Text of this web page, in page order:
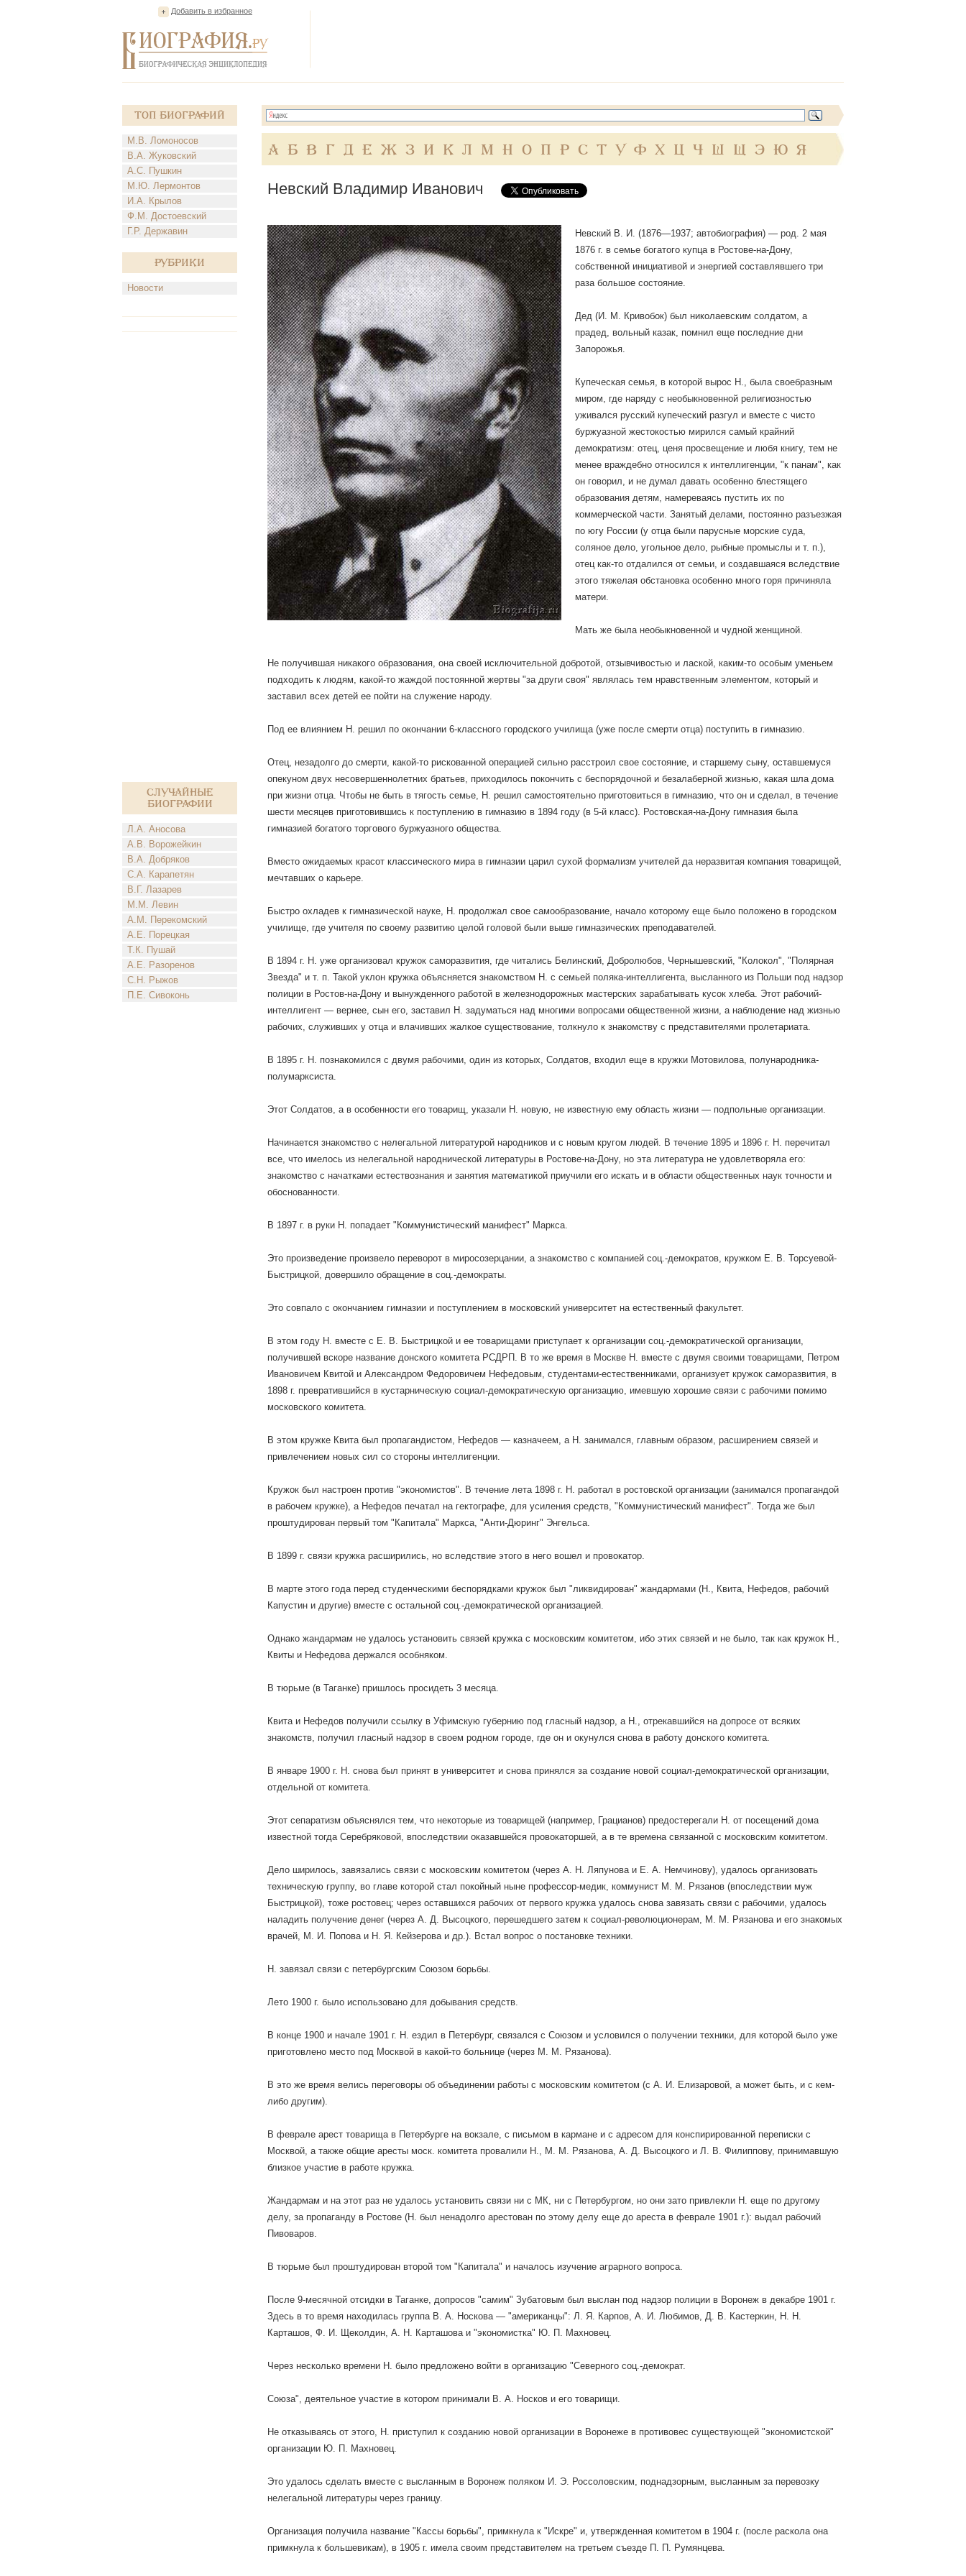
Добавить в избранное
Топ Биографий
М.В. Ломоносов
В.А. Жуковский
А.С. Пушкин
М.Ю. Лермонтов
И.А. Крылов
Ф.М. Достоевский
Г.Р. Державин
Рубрики
Новости
Случайные
биографии
Л.А. Аносова
А.В. Ворожейкин
В.А. Добряков
С.А. Карапетян
В.Г. Лазарев
М.М. Левин
А.М. Перекомский
А.Е. Порецкая
Т.К. Пушай
А.Е. Разоренов
С.Н. Рыжов
П.Е. Сивоконь
А Б В Г Д Е Ж З И К Л М Н О П Р С Т У Ф Х Ц Ч Ш Щ Э Ю Я
Невский Владимир Иванович
Невский В. И. (1876—1937; автобиография) — род. 2 мая
1876 г. в семье богатого купца в Ростове-на-Дону,
собственной инициативой и энергией составлявшего три
раза большое состояние.
Дед (И. М. Кривобок) был николаевским солдатом, а
прадед, вольный казак, помнил еще последние дни
Запорожья.
Купеческая семья, в которой вырос Н., была своебразным
миром, где наряду с необыкновенной религиозностью
уживался русский купеческий разгул и вместе с чисто
буржуазной жестокостью мирился самый крайний
демократизм: отец, ценя просвещение и любя книгу, тем не
менее враждебно относился к интеллигенции, "к панам", как
он говорил, и не думал давать особенно блестящего
образования детям, намереваясь пустить их по
коммерческой части. Занятый делами, постоянно разъезжая
по югу России (у отца были парусные морские суда,
соляное дело, угольное дело, рыбные промыслы и т. п.),
отец как-то отдалился от семьи, и создавшаяся вследствие
этого тяжелая обстановка особенно много горя причиняла
матери.
Мать же была необыкновенной и чудной женщиной.
Не получившая никакого образования, она своей исключительной добротой, отзывчивостью и лаской, каким-то особым уменьем
подходить к людям, какой-то жаждой постоянной жертвы "за други своя" являлась тем нравственным элементом, который и
заставил всех детей ее пойти на служение народу.
Под ее влиянием Н. решил по окончании 6-классного городского училища (уже после смерти отца) поступить в гимназию.
Отец, незадолго до смерти, какой-то рискованной операцией сильно расстроил свое состояние, и старшему сыну, оставшемуся
опекуном двух несовершеннолетних братьев, приходилось покончить с беспорядочной и безалаберной жизнью, какая шла дома
при жизни отца. Чтобы не быть в тягость семье, Н. решил самостоятельно приготовиться в гимназию, что он и сделал, в течение
шести месяцев приготовившись к поступлению в гимназию в 1894 году (в 5-й класс). Ростовская-на-Дону гимназия была
гимназией богатого торгового буржуазного общества.
Вместо ожидаемых красот классического мира в гимназии царил сухой формализм учителей да неразвитая компания товарищей,
мечтавших о карьере.
Быстро охладев к гимназической науке, Н. продолжал свое самообразование, начало которому еще было положено в городском
училище, где учителя по своему развитию целой головой были выше гимназических преподавателей.
В 1894 г. Н. уже организовал кружок саморазвития, где читались Белинский, Добролюбов, Чернышевский, "Колокол", "Полярная
Звезда" и т. п. Такой уклон кружка объясняется знакомством Н. с семьей поляка-интеллигента, высланного из Польши под надзор
полиции в Ростов-на-Дону и вынужденного работой в железнодорожных мастерских зарабатывать кусок хлеба. Этот рабочий-
интеллигент — вернее, сын его, заставил Н. задуматься над многими вопросами общественной жизни, а наблюдение над жизнью
рабочих, служивших у отца и влачивших жалкое существование, толкнуло к знакомству с представителями пролетариата.
В 1895 г. Н. познакомился с двумя рабочими, один из которых, Солдатов, входил еще в кружки Мотовилова, полународника-
полумарксиста.
Этот Солдатов, а в особенности его товарищ, указали Н. новую, не известную ему область жизни — подпольные организации.
Начинается знакомство с нелегальной литературой народников и с новым кругом людей. В течение 1895 и 1896 г. Н. перечитал
все, что имелось из нелегальной народнической литературы в Ростове-на-Дону, но эта литература не удовлетворяла его:
знакомство с начатками естествознания и занятия математикой приучили его искать и в области общественных наук точности и
обоснованности.
В 1897 г. в руки Н. попадает "Коммунистический манифест" Маркса.
Это произведение произвело переворот в миросозерцании, а знакомство с компанией соц.-демократов, кружком Е. В. Торсуевой-
Быстрицкой, довершило обращение в соц.-демократы.
Это совпало с окончанием гимназии и поступлением в московский университет на естественный факультет.
В этом году Н. вместе с Е. В. Быстрицкой и ее товарищами приступает к организации соц.-демократической организации,
получившей вскоре название донского комитета РСДРП. В то же время в Москве Н. вместе с двумя своими товарищами, Петром
Ивановичем Квитой и Александром Федоровичем Нефедовым, студентами-естественниками, организует кружок саморазвития, в
1898 г. превратившийся в кустарническую социал-демократическую организацию, имевшую хорошие связи с рабочими помимо
московского комитета.
В этом кружке Квита был пропагандистом, Нефедов — казначеем, а Н. занимался, главным образом, расширением связей и
привлечением новых сил со стороны интеллигенции.
Кружок был настроен против "экономистов". В течение лета 1898 г. Н. работал в ростовской организации (занимался пропагандой
в рабочем кружке), а Нефедов печатал на гектографе, для усиления средств, "Коммунистический манифест". Тогда же был
проштудирован первый том "Капитала" Маркса, "Анти-Дюринг" Энгельса.
В 1899 г. связи кружка расширились, но вследствие этого в него вошел и провокатор.
В марте этого года перед студенческими беспорядками кружок был "ликвидирован" жандармами (Н., Квита, Нефедов, рабочий
Капустин и другие) вместе с остальной соц.-демократической организацией.
Однако жандармам не удалось установить связей кружка с московским комитетом, ибо этих связей и не было, так как кружок Н.,
Квиты и Нефедова держался особняком.
В тюрьме (в Таганке) пришлось просидеть 3 месяца.
Квита и Нефедов получили ссылку в Уфимскую губернию под гласный надзор, а Н., отрекавшийся на допросе от всяких
знакомств, получил гласный надзор в своем родном городе, где он и окунулся снова в работу донского комитета.
В январе 1900 г. Н. снова был принят в университет и снова принялся за создание новой социал-демократической организации,
отдельной от комитета.
Этот сепаратизм объяснялся тем, что некоторые из товарищей (например, Грацианов) предостерегали Н. от посещений дома
известной тогда Серебряковой, впоследствии оказавшейся провокаторшей, а в те времена связанной с московским комитетом.
Дело ширилось, завязались связи с московским комитетом (через А. Н. Ляпунова и Е. А. Немчинову), удалось организовать
техническую группу, во главе которой стал покойный ныне профессор-медик, коммунист M. М. Рязанов (впоследствии муж
Быстрицкой), тоже ростовец; через оставшихся рабочих от первого кружка удалось снова завязать связи с рабочими, удалось
наладить получение денег (через А. Д. Высоцкого, перешедшего затем к социал-революционерам, M. M. Рязанова и его знакомых
врачей, М. И. Попова и Н. Я. Кейзерова и др.). Встал вопрос о постановке техники.
Н. завязал связи с петербургским Союзом борьбы.
Лето 1900 г. было использовано для добывания средств.
В конце 1900 и начале 1901 г. Н. ездил в Петербург, связался с Союзом и условился о получении техники, для которой было уже
приготовлено место под Москвой в какой-то больнице (через M. M. Рязанова).
В это же время велись переговоры об объединении работы с московским комитетом (с А. И. Елизаровой, а может быть, и с кем-
либо другим).
В феврале арест товарища в Петербурге на вокзале, с письмом в кармане и с адресом для конспирированной переписки с
Москвой, а также общие аресты моск. комитета провалили H., M. M. Рязанова, А. Д. Высоцкого и Л. В. Филиппову, принимавшую
близкое участие в работе кружка.
Жандармам и на этот раз не удалось установить связи ни с МК, ни с Петербургом, но они зато привлекли Н. еще по другому
делу, за пропаганду в Ростове (Н. был ненадолго арестован по этому делу еще до ареста в феврале 1901 г.): выдал рабочий
Пивоваров.
В тюрьме был проштудирован второй том "Капитала" и началось изучение аграрного вопроса.
После 9-месячной отсидки в Таганке, допросов "самим" Зубатовым был выслан под надзор полиции в Воронеж в декабре 1901 г.
Здесь в то время находилась группа В. А. Носкова — "американцы": Л. Я. Карпов, A. И. Любимов, Д. В. Кастеркин, Н. Н.
Карташов, Ф. И. Щеколдин, А. Н. Карташова и "экономистка" Ю. П. Махновец.
Через несколько времени Н. было предложено войти в организацию "Северного соц.-демократ.
Союза", деятельное участие в котором принимали В. А. Носков и его товарищи.
Не отказываясь от этого, Н. приступил к созданию новой организации в Воронеже в противовес существующей "экономистской"
организации Ю. П. Махновец.
Это удалось сделать вместе с высланным в Воронеж поляком И. Э. Россоловским, поднадзорным, высланным за перевозку
нелегальной литературы через границу.
Организация получила название "Кассы борьбы", примкнула к "Искре" и, утвержденная комитетом в 1904 г. (после раскола она
примкнула к большевикам), в 1905 г. имела своим представителем на третьем съезде П. П. Румянцева.